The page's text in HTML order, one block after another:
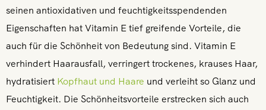
seinen antioxidativen und feuchtigkeitsspendenden
Eigenschaften hat Vitamin E tief greifende Vorteile, die
auch für die Schönheit von Bedeutung sind. Vitamin E
verhindert Haarausfall, verringert trockenes, krauses Haar,
hydratisiert Kopfhaut und Haare und verleiht so Glanz und
Feuchtigkeit. Die Schönheitsvorteile erstrecken sich auch